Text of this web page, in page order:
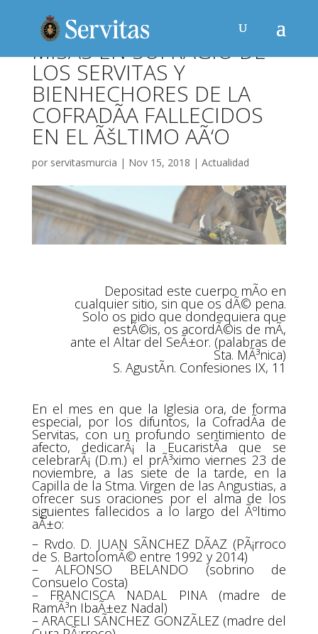
MISAS EN SUFRAGIO DE
LOS SERVITAS Y
BIENHECHORES DE LA
COFRADÃA FALLECIDOS
EN EL ÃšLTIMO AÃ‘O
por servitasmurcia | Nov 15, 2018 | Actualidad
Depositad este cuerpo mÃ­o en
cualquier sitio, sin que os dÃ© pena.
Solo os pido que dondequiera que
estÃ©is, os acordÃ©is de mÃ­,
ante el Altar del SeÃ±or. (palabras de
Sta. MÃ³nica)
S. AgustÃ­n. Confesiones IX, 11
En el mes en que la Iglesia ora, de forma
especial, por los difuntos, la CofradÃ­a de
Servitas, con un profundo sentimiento de
afecto, dedicarÃ¡ la EucaristÃ­a que se
celebrarÃ¡ (D.m.) el prÃ³ximo viernes 23 de
noviembre, a las siete de la tarde, en la
Capilla de la Stma. Virgen de las Angustias, a
ofrecer sus oraciones por el alma de los
siguientes fallecidos a lo largo del Ãºltimo
aÃ±o:
– Rvdo. D. JUAN SÃNCHEZ DÃAZ (PÃ¡rroco
de S. BartolomÃ© entre 1992 y 2014)
– ALFONSO BELANDO (sobrino de
Consuelo Costa)
– FRANCISCA NADAL PINA (madre de
RamÃ³n IbaÃ±ez Nadal)
– ARACELI SÃNCHEZ GONZÃLEZ (madre del